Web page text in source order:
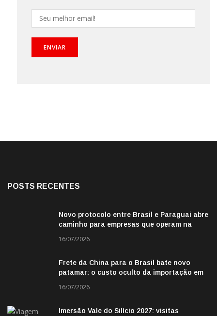
POSTS RECENTES
Novo protocolo entre Brasil e Paraguai abre
caminho para empresas que operam na
16/07/2026
Frete da China para o Brasil bate novo
patamar: o custo oculto da importação em
16/07/2026
Imersão Vale do Silício 2027: visitas